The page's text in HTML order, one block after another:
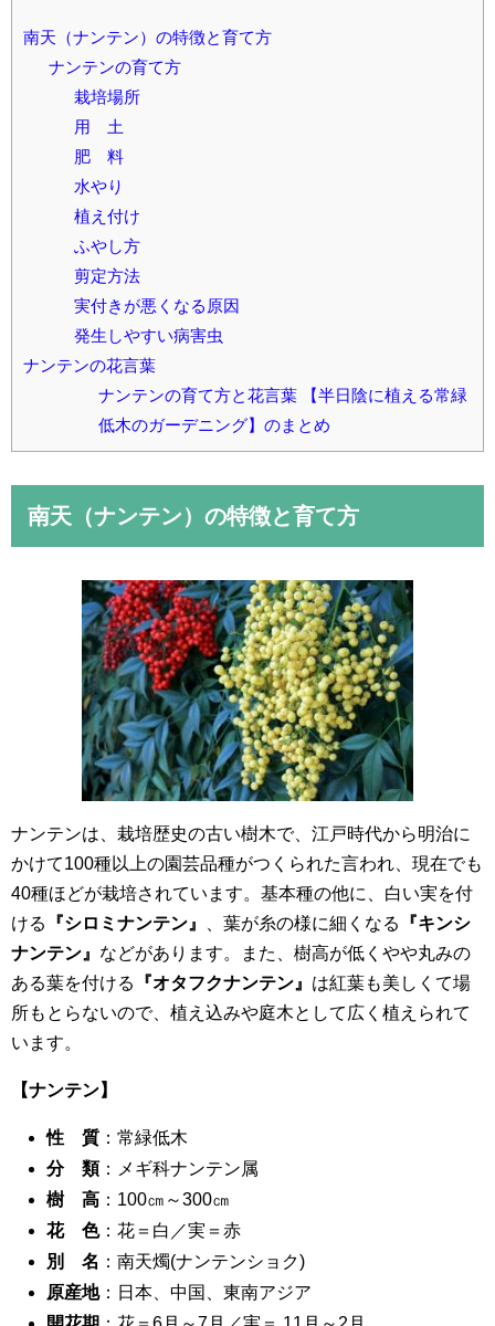
南天（ナンテン）の特徴と育て方
ナンテンの育て方
栽培場所
用 土
肥 料
水やり
植え付け
ふやし方
剪定方法
実付きが悪くなる原因
発生しやすい病害虫
ナンテンの花言葉
ナンテンの育て方と花言葉 【半日陰に植える常緑
低木のガーデニング】のまとめ
南天（ナンテン）の特徴と育て方
ナンテンは、栽培歴史の古い樹木で、江戸時代から明治に
かけて100種以上の園芸品種がつくられた言われ、現在でも
40種ほどが栽培されています。基本種の他に、白い実を付
ける
『シロミナンテン』 、葉が糸の様に細くなる
『キンシ
ナンテン』 などがあります。また、樹高が低くやや丸みの
ある葉を付ける
『オタフクナンテン』 は紅葉も美しくて場
所もとらないので、植え込みや庭木として広く植えられて
います。
【ナンテン】
性 質 ：常緑低木
分 類：メギ科ナンテン属
樹 高 ：100㎝～300㎝
花 色：花＝白／実＝赤
別 名 ：南天燭(ナンテンショク)
原産地：日本、中国、東南アジア